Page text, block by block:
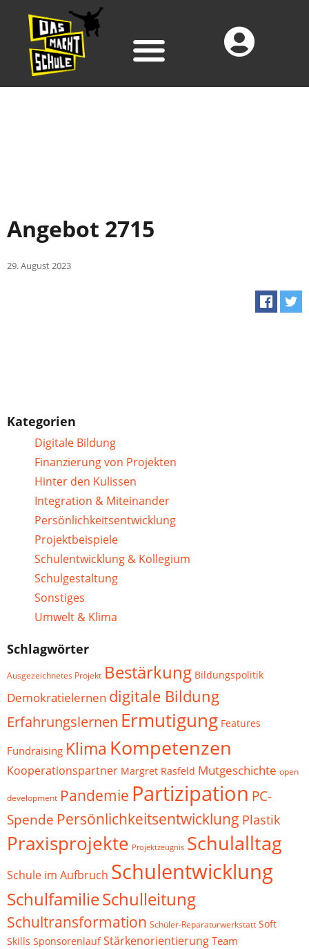
Angebot 2715
29. August 2023
Kategorien
Digitale Bildung
Finanzierung von Projekten
Hinter den Kulissen
Integration & Miteinander
Persönlichkeitsentwicklung
Projektbeispiele
Schulentwicklung & Kollegium
Schulgestaltung
Sonstiges
Umwelt & Klima
Schlagwörter
Ausgezeichnetes Projekt Bestärkung Bildungspolitik
Demokratielernen digitale Bildung
Erfahrungslernen Ermutigung Features
Fundraising Klima Kompetenzen
Kooperationspartner Margret Rasfeld Mutgeschichte open
development Pandemie Partizipation PC-
Spende Persönlichkeitsentwicklung Plastik
Praxisprojekte Projektzeugnis Schulalltag
Schule im Aufbruch Schulentwicklung
SchulfamilieSchulleitung
Schultransformation Schüler-Reparaturwerkstatt Soft
Skills Sponsorenlauf Stärkenorientierung Team